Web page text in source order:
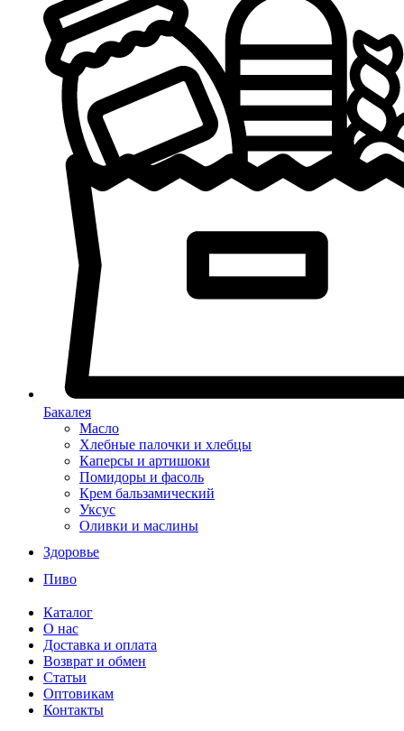
Бакалея
Масло
Хлебные палочки и хлебцы
Каперсы и артишоки
Помидоры и фасоль
Крем бальзамический
Уксус
Оливки и маслины
Здоровье
Пиво
Каталог
О нас
Доставка и оплата
Возврат и обмен
Статьи
Оптовикам
Контакты